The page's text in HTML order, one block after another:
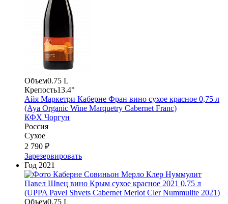
Объем0.75 L
Крепость13.4°
Айя Маркетри Каберне Фран вино сухое красное 0,75 л
(Aya Organic Wine Marquetry Cabernet Franc)
КФХ Чоргун
Россия
Сухое
2 790 ₽
Зарезервировать
Год 2021
Объем0.75 L